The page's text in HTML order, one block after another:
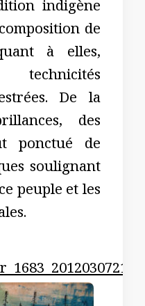
indigène
de
à elles,
De la
des
ponctué de
soulignant
peuple et les